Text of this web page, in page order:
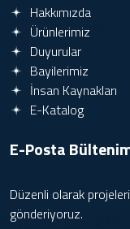
Hakkımızda
Ürünlerimiz
Duyurular
Bayilerimiz
İnsan Kaynakları
E-Katalog
E-Posta
Düzenli olarak
gönderiyoruz.